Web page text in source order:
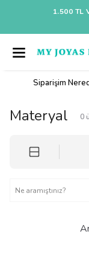
1.500 TL
Siparişim
Materyal 0